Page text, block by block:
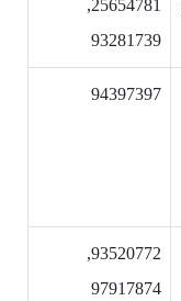
25654781,
93281739
94397397
93520772,
97917874